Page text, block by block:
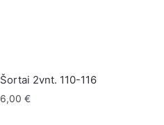
Šortai 2vnt. 110-116
6,00 €